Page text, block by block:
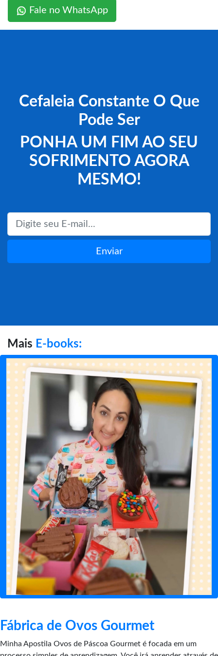
Fale no WhatsApp
Cefaleia Constante O Que
Pode Ser
PONHA UM FIM AO SEU
SOFRIMENTO AGORA
MESMO!
Enviar
Mais E-books:
Fábrica de Ovos Gourmet
Minha Apostila Ovos de Páscoa Gourmet é focada em um